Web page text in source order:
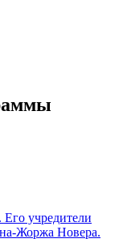
учредители
Жоржа Новера.